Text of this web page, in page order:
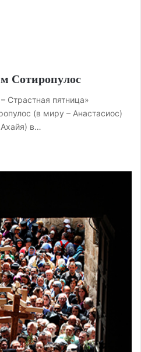
Сотиропулос
Страстная пятница»
(в миру – Анастасиос)
в…